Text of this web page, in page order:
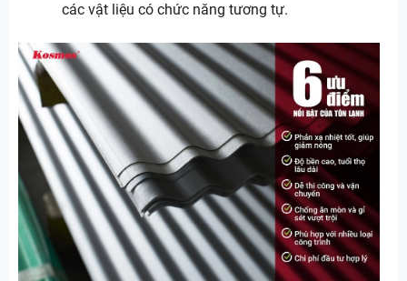
các vật liệu có chức năng tương tự.